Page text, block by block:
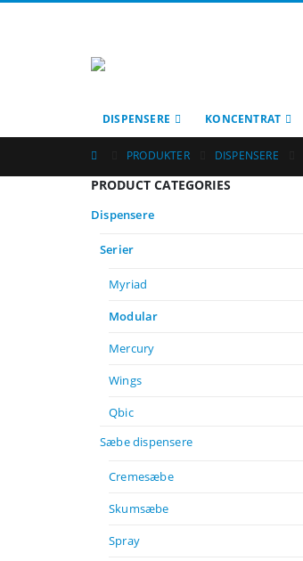
DISPENSERE KONCENTRAT
PRODUKTER DISPENSERE
PRODUCT CATEGORIES
Dispensere
Serier
Myriad
Modular
Mercury
Wings
Qbic
Sæbe dispensere
Cremesæbe
Skumsæbe
Spray